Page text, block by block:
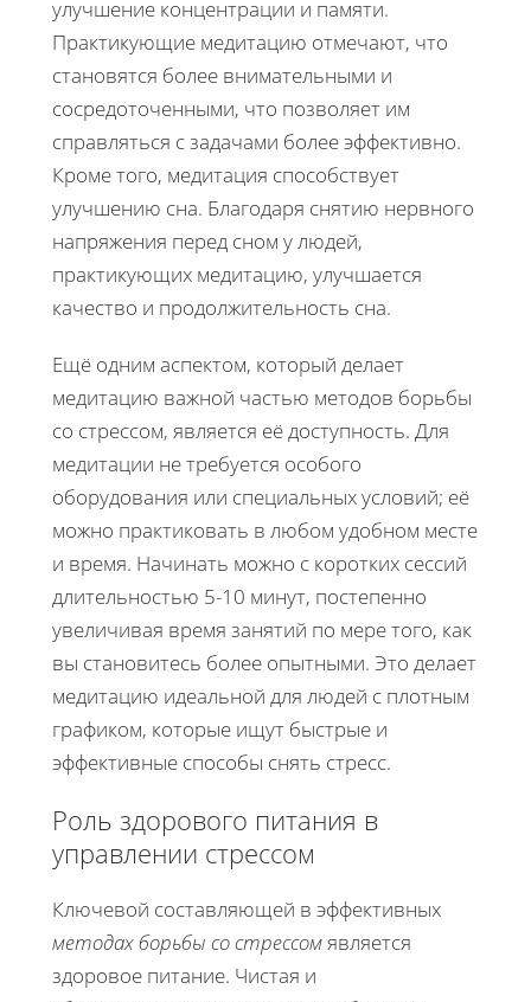
улучшение концентрации и памяти.
Практикующие медитацию отмечают, что
становятся более внимательными и
сосредоточенными, что позволяет им
справляться с задачами более эффективно.
Кроме того, медитация способствует
улучшению сна. Благодаря снятию нервного
напряжения перед сном у людей,
практикующих медитацию, улучшается
качество и продолжительность сна.
Ещё одним аспектом, который делает
медитацию важной частью методов борьбы
со стрессом, является её доступность. Для
медитации не требуется особого
оборудования или специальных условий; её
можно практиковать в любом удобном месте
и время. Начинать можно с коротких сессий
длительностью 5-10 минут, постепенно
увеличивая время занятий по мере того, как
вы становитесь более опытными. Это делает
медитацию идеальной для людей с плотным
графиком, которые ищут быстрые и
эффективные способы снять стресс.
Роль здорового питания в
управлении стрессом
Ключевой составляющей в эффективных
методах борьбы со стрессомявляется
здоровое питание. Чистая и